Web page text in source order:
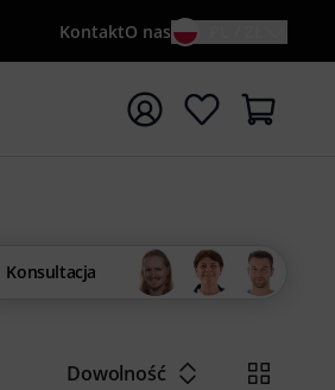
KontaktO nas
kluczowego {searchTerm}
Konsultacja
Dowolność